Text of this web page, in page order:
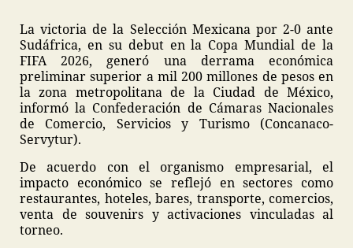
La victoria de la Selección Mexicana por 2-0 ante
Sudáfrica, en su debut en la Copa Mundial de la
FIFA 2026, generó una derrama económica
preliminar superior a mil 200 millones de pesos en
la zona metropolitana de la Ciudad de México,
informó la Confederación de Cámaras Nacionales
de Comercio, Servicios y Turismo (Concanaco-
Servytur).
De acuerdo con el organismo empresarial, el
impacto económico se reflejó en sectores como
restaurantes, hoteles, bares, transporte, comercios,
venta de souvenirs y activaciones vinculadas al
torneo.